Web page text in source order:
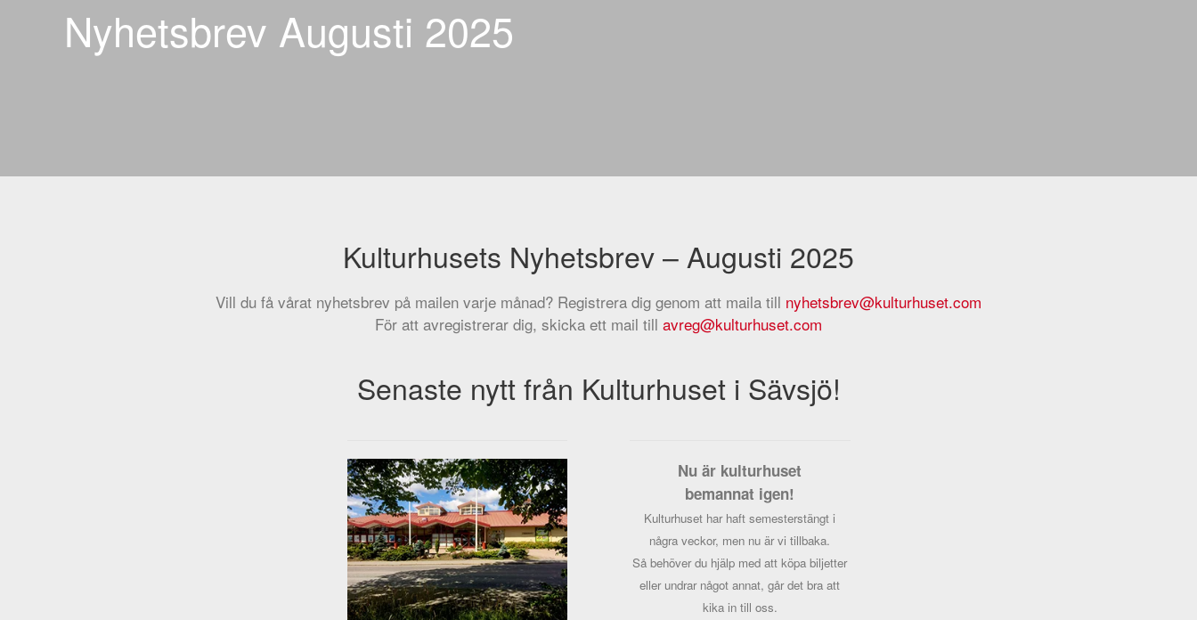
Nyhetsbrev Augusti 2025
Kulturhusets Nyhetsbrev – Augusti 2025
Vill du få vårat nyhetsbrev på mailen varje månad? Registrera dig genom att maila till nyhetsbrev@kulturhuset.com
För att avregistrerar dig, skicka ett mail till avreg@kulturhuset.com
Senaste nytt från Kulturhuset i Sävsjö!
Nu är kulturhuset
bemannat igen!
Kulturhuset har haft semesterstängt i
några veckor, men nu är vi tillbaka.
Så behöver du hjälp med att köpa biljetter
eller undrar något annat, går det bra att
kika in till oss.